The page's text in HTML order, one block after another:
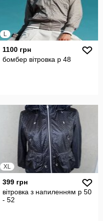
L
1100 грн
бомбер вітровка р 48
XL
399 грн
вітровка з напиленням р 50
- 52